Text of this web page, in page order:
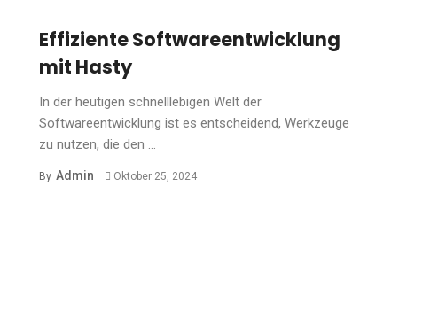
Effiziente Softwareentwicklung
mit Hasty
In der heutigen schnelllebigen Welt der
Softwareentwicklung ist es entscheidend, Werkzeuge
zu nutzen, die den ...
By Admin Oktober 25, 2024